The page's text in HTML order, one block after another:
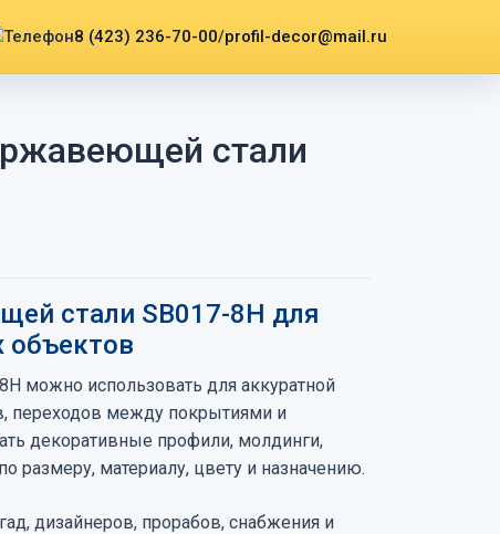
8 (423) 236-70-00/profil-decor@mail.ru
стали
стали SB017-8H для
объектов
можно использовать для аккуратной
переходов между покрытиями и
декоративные профили, молдинги,
материалу, цвету и назначению.
дизайнеров, прорабов, снабжения и